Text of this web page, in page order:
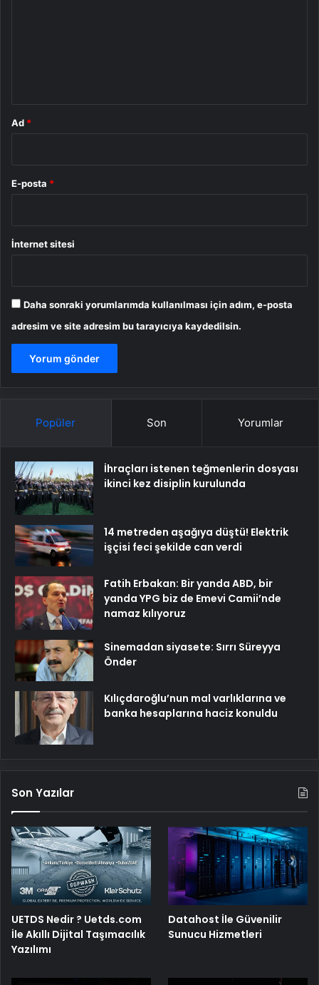
Ad *
E-posta *
İnternet sitesi
Daha sonraki yorumlarımda kullanılması için adım, e-posta
adresim ve site adresim bu tarayıcıya kaydedilsin.
Popüler Son Yorumlar
İhraçları istenen teğmenlerin dosyası
ikinci kez disiplin kurulunda
14 metreden aşağıya düştü! Elektrik
işçisi feci şekilde can verdi
Fatih Erbakan: Bir yanda ABD, bir
yanda YPG biz de Emevi Camii’nde
namaz kılıyoruz
Sinemadan siyasete: Sırrı Süreyya
Önder
Kılıçdaroğlu’nun mal varlıklarına ve
banka hesaplarına haciz konuldu
Son Yazılar
UETDS Nedir ? Uetds.com
İle Akıllı Dijital Taşımacılık
Yazılımı
Datahost İle Güvenilir
Sunucu Hizmetleri